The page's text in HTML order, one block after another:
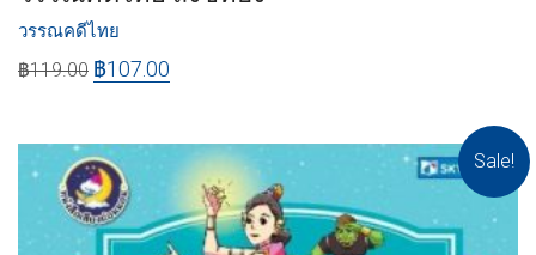
วรรณคดีไทย
฿119.00 ฿107.00
Sale!